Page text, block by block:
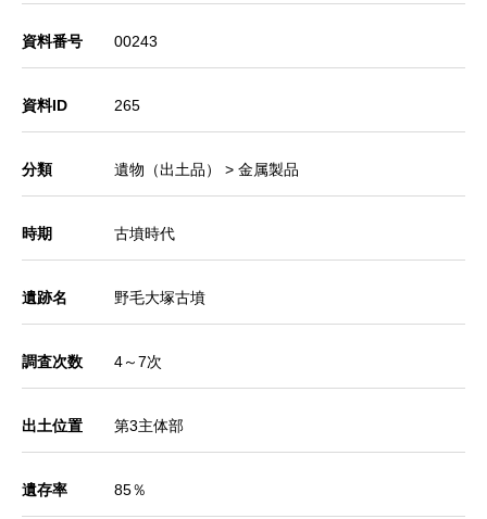
資料番号 00243
資料ID 265
分類 遺物（出土品） > 金属製品
時期 古墳時代
遺跡名 野毛大塚古墳
調査次数 4～7次
出土位置 第3主体部
遺存率 85％